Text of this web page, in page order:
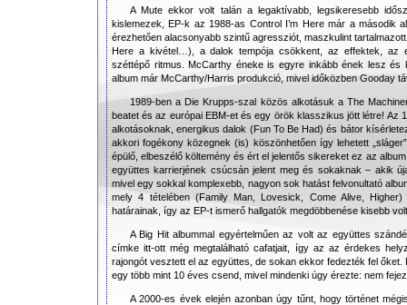
A Mute ekkor volt talán a legaktívabb, legsikeresebb
kislemezek, EP-k az 1988-as Control I’m Here már a második
érezhetően alacsonyabb szintű agressziót, maszkulint tartalmazott
Here a kivétel…), a dalok tempója csökkent, az effektek, az
széttépő ritmus. McCarthy éneke is egyre inkább ének lesz
album már McCarthy/Harris produkció, mivel időközben Gooday
1989-ben a Die Krupps-szal közös alkotásuk a The
beatet és az európai EBM-et és egy örök klasszikus jött létre! Az
alkotásoknak, energikus dalok (Fun To Be Had) és bátor
akkori fogékony közegnek (is) köszönhetően így lehetett
épülő, elbeszélő költemény és ért el jelentős sikereket ez az
együttes karrierjének csúcsán jelent meg és sokaknak – akik
mivel egy sokkal komplexebb, nagyon sok hatást felvonultató
mely 4 tételében (Family Man, Lovesick, Come Alive,
határainak, így az EP-t ismerő hallgatók megdöbbenése kisebb
A Big Hit albummal egyértelműen az volt az együttes
címke itt-ott még megtalálható cafatjait, így az az érdekes
rajongót vesztett el az együttes, de sokan ekkor fedezték fel
egy több mint 10 éves csend, mivel mindenki úgy érezte: nem
A 2000-es évek elején azonban úgy tűnt, hogy történet